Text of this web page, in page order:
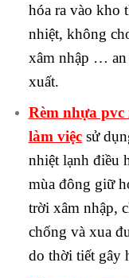
hóa ra vào kho
nhiệt, không
xâm nhập … an
xuất.
Rèm nhựa pvc
làm việcsử
nhiệt lạnh điều
mùa đông giữ
trời xâm nhập,
chống và xua
do thời tiết gây